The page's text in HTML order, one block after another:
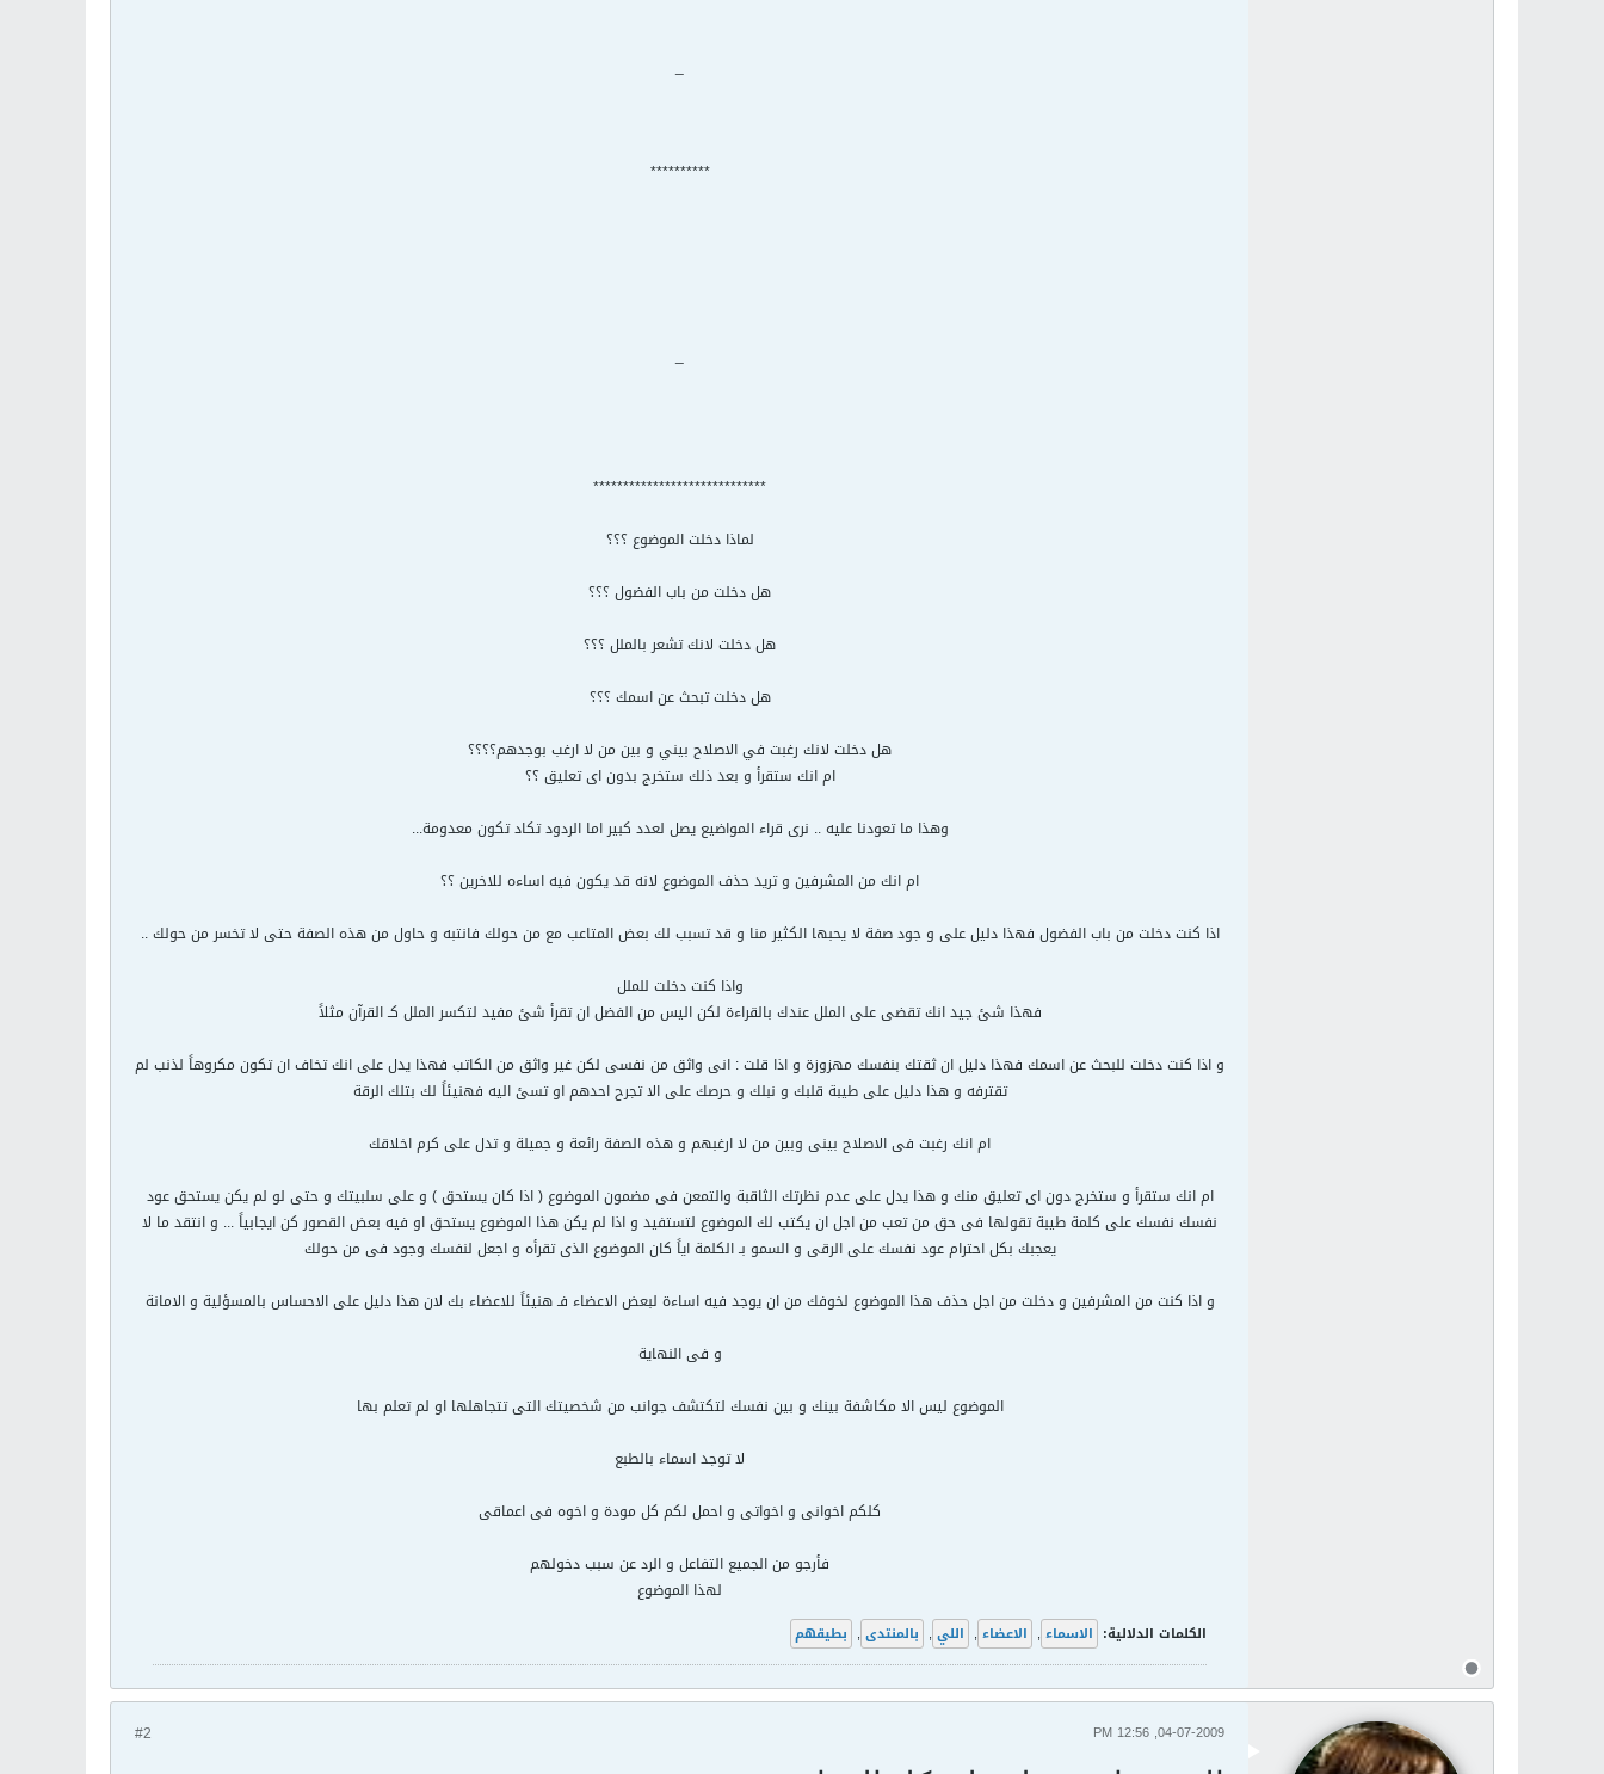
**********
*****************************
لماذا دخلت الموضوع ؟؟؟
هل دخلت من باب الفضول ؟؟؟
هل دخلت لانك تشعر بالملل ؟؟؟
هل دخلت تبحث عن اسمك ؟؟؟
هل دخلت لانك رغبت في الاصلاح بيني و بين من لا ارغب بوجدهم؟؟؟؟
ام انك ستقرأ و بعد ذلك ستخرج بدون اى تعليق ؟؟
وهذا ما تعودنا عليه .. نرى قراء المواضيع يصل لعدد كبير اما الردود تكاد تكون معدومة...
ام انك من المشرفين و تريد حذف الموضوع لانه قد يكون فيه اساءه للاخرين ؟؟
اذا كنت دخلت من باب الفضول فهذا دليل على و جود صفة لا يحبها الكثير منا و قد تسبب لك بعض المتاعب مع من حولك فانتبه و حاول من هذه الصفة حتى لا تخسر من حولك ..
واذا كنت دخلت للملل
فهذا شئ جيد انك تقضى على الملل عندك بالقراءة لكن اليس من الفضل ان تقرأ شئ مفيد لتكسر الملل كـ القرآن مثلاً
و اذا كنت دخلت للبحث عن اسمك فهذا دليل ان ثقتك بنفسك مهزوزة و اذا قلت : انى واثق من نفسى لكن غير واثق من الكاتب فهذا يدل على انك تخاف ان تكون مكروهاً لذنب لم
تقترفه و هذا دليل على طيبة قلبك و نبلك و حرصك على الا تجرح احدهم او تسئ اليه فهنيئاً لك بتلك الرقة
ام انك رغبت فى الاصلاح بينى وبين من لا ارغبهم و هذه الصفة رائعة و جميلة و تدل على كرم اخلاقك
ام انك ستقرأ و ستخرج دون اى تعليق منك و هذا يدل على عدم نظرتك الثاقبة والتمعن فى مضمون الموضوع ( اذا كان يستحق ) و على سلبيتك و حتى لو لم يكن يستحق عود
نفسك نفسك على كلمة طيبة تقولها فى حق من تعب من اجل ان يكتب لك الموضوع لتستفيد و اذا لم يكن هذا الموضوع يستحق او فيه بعض القصور كن ايجابياً ... و انتقد ما لا
يعجبك بكل احترام عود نفسك على الرقى و السمو بـ الكلمة اياً كان الموضوع الذى تقرأه و اجعل لنفسك وجود فى من حولك
و اذا كنت من المشرفين و دخلت من اجل حذف هذا الموضوع لخوفك من ان يوجد فيه اساءة لبعض الاعضاء فـ هنيئاً للاعضاء بك لان هذا دليل على الاحساس بالمسؤلية و الامانة
و فى النهاية
الموضوع ليس الا مكاشفة بينك و بين نفسك لتكتشف جوانب من شخصيتك التى تتجاهلها او لم تعلم بها
لا توجد اسماء بالطبع
كلكم اخوانى و اخواتى و احمل لكم كل مودة و اخوه فى اعماقى
فأرجو من الجميع التفاعل و الرد عن سبب دخولهم
لهذا الموضوع
الكلمات الدلالية: الاسماء , الاعضاء , اللي , بالمنتدى , بطيقهم
#2 04-07-2009, 12:56 PM